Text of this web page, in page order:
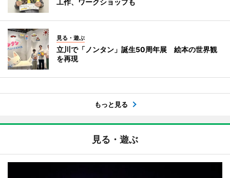
見る・遊ぶ
立川で「ノンタン」誕生50周年展 絵本の世界観
を再現
もっと見る
見る・遊ぶ